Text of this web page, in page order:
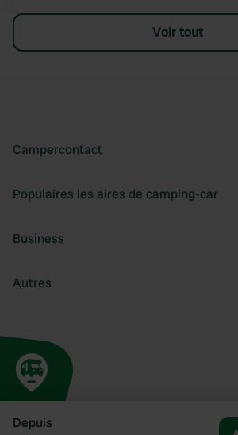
Depuis
Voir tout
Campercontact
Populaires les aires de camping-car
Business
Autres